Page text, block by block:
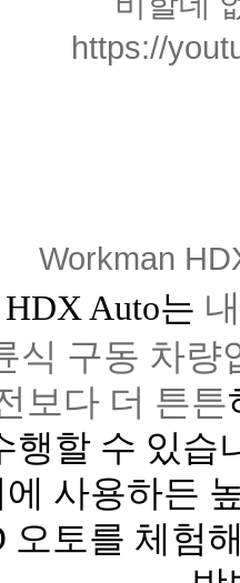
https://
Workman
Auto는
식 구동 차량
보다 더 튼튼
행할 수 있습
사용하든
오토를 체험